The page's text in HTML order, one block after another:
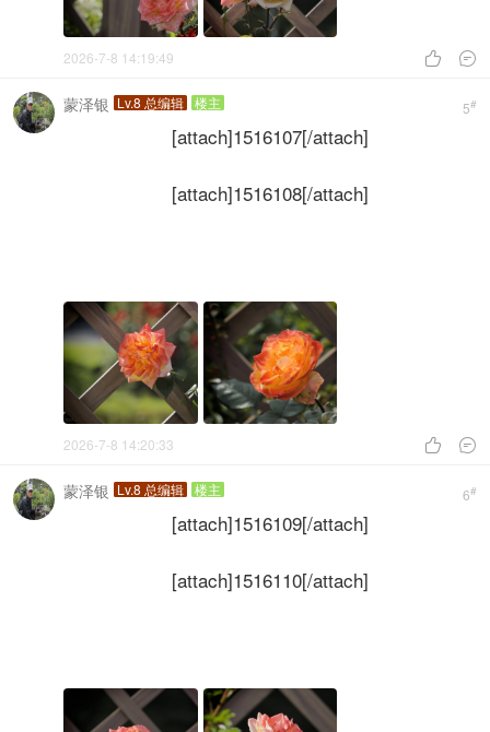
 
2026-7-8 14:19:49
5#
蒙泽银 Lv.8 总编辑 楼主
[attach]1516107[/attach]
[attach]1516108[/attach]
 
2026-7-8 14:20:33
6#
蒙泽银 Lv.8 总编辑 楼主
[attach]1516109[/attach]
[attach]1516110[/attach]